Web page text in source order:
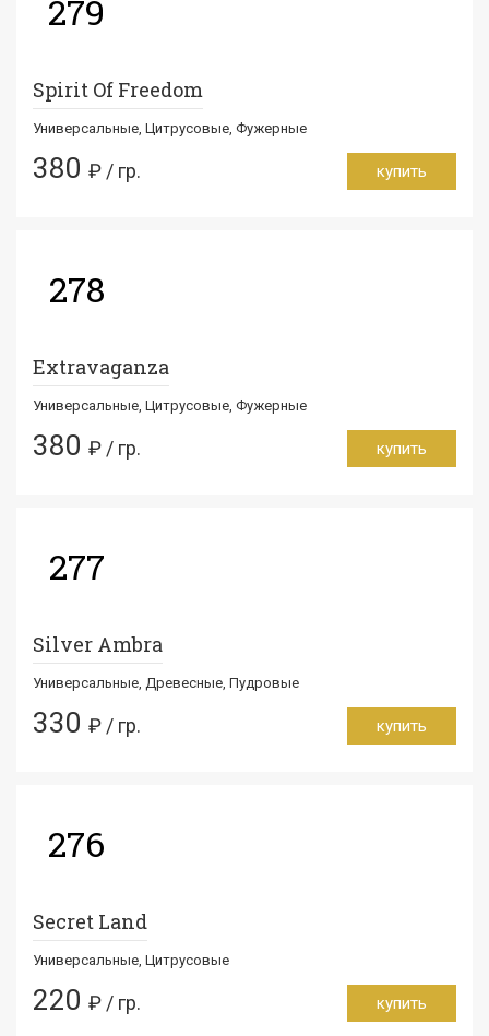
279
Spirit Of Freedom
Универсальные, Цитрусовые, Фужерные
380 ₽ / гр. купить
278
Extravaganza
Универсальные, Цитрусовые, Фужерные
380 ₽ / гр. купить
277
Silver Ambra
Универсальные, Древесные, Пудровые
330 ₽ / гр. купить
276
Secret Land
Универсальные, Цитрусовые
220 ₽ / гр. купить